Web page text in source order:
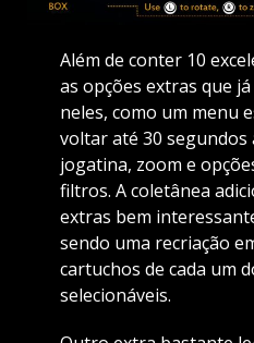
Além de conter 10
as opções extras que
neles, como um menu
voltar até 30
jogatina, zoom e
filtros. A coletânea
extras bem
sendo uma recriação
cartuchos de cada um
selecionáveis.